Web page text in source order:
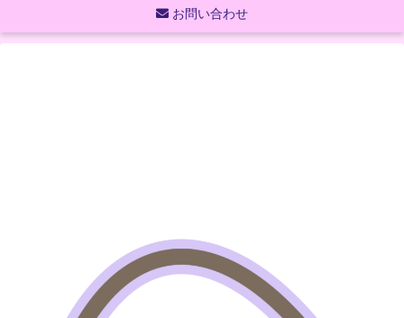
お問い合わせ